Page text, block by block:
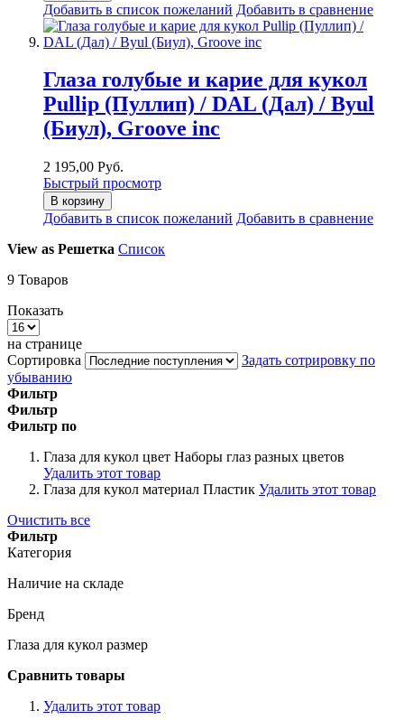
Добавить в список пожеланий Добавить в сравнение
Глаза голубые и карие для кукол
Pullip (Пуллип) / DAL (Дал) / Byul
(Биул), Groove inc
2 195,00 Руб.
Быстрый просмотр
В корзину
Добавить в список пожеланий Добавить в сравнение
View as Решетка Список
9 Товаров
Показать
на странице
Сортировка
Задать сотрировку по
убыванию
Фильтр
Фильтр
Фильтр по
Глаза для кукол цвет Наборы глаз разных цветов
Удалить этот товар
Глаза для кукол материал Пластик Удалить этот товар
Очистить все
Фильтр
Категория
Наличие на складе
Бренд
Глаза для кукол размер
Сравнить товары
Удалить этот товар